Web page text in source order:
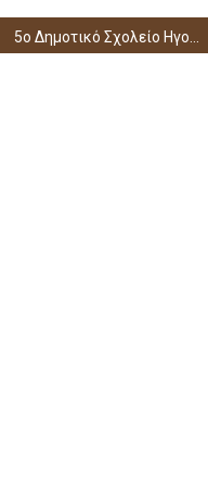
5o Δημοτικό Σχολείο Ηγουμενίτσας: Επιμόρφωση εκπαιδευτικών με θέμα το πολλαπλό βιβλίο